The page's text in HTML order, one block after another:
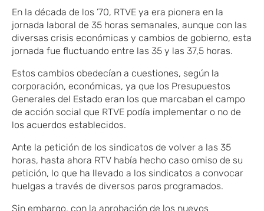
En la década de los ’70, RTVE ya era pionera en la
jornada laboral de 35 horas semanales, aunque con las
diversas crisis económicas y cambios de gobierno, esta
jornada fue fluctuando entre las 35 y las 37,5 horas.
Estos cambios obedecían a cuestiones, según la
corporación, económicas, ya que los Presupuestos
Generales del Estado eran los que marcaban el campo
de acción social que RTVE podía implementar o no de
los acuerdos establecidos.
Ante la petición de los sindicatos de volver a las 35
horas, hasta ahora RTV había hecho caso omiso de su
petición, lo que ha llevado a los sindicatos a convocar
huelgas a través de diversos paros programados.
Sin embargo, con la aprobación de los nuevos